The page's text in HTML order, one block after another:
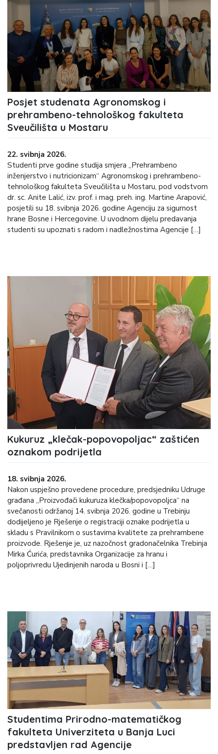
Posjet studenata Agronomskog i
prehrambeno-tehnološkog fakulteta
Sveučilišta u Mostaru
22. svibnja 2026.
Studenti prve godine studija smjera „Prehrambeno
inženjerstvo i nutricionizam“ Agronomskog i prehrambeno-
tehnološkog fakulteta Sveučilišta u Mostaru, pod vodstvom
dr. sc. Anite Lalić, izv. prof. i mag. preh. ing. Martine Arapović,
posjetili su 18. svibnja 2026. godine Agenciju za sigurnost
hrane Bosne i Hercegovine. U uvodnom dijelu predavanja
studenti su upoznati s radom i nadležnostima Agencije […]
Kukuruz „klečak-popovopoljac“ zaštićen
oznakom podrijetla
18. svibnja 2026.
Nakon uspješno provedene procedure, predsjedniku Udruge
građana „Proizvođači kukuruza klečka/popovopoljca“ na
svečanosti održanoj 14. svibnja 2026. godine u Trebinju
dodijeljeno je Rješenje o registraciji oznake podrijetla u
skladu s Pravilnikom o sustavima kvalitete za prehrambene
proizvode. Rješenje je, uz nazočnost gradonačelnika Trebinja
Mirka Ćurića, predstavnika Organizacije za hranu i
poljoprivredu Ujedinjenih naroda u Bosni i […]
Studentima Prirodno-matematičkog
fakulteta Univerziteta u Banja Luci
predstavljen rad Agencije